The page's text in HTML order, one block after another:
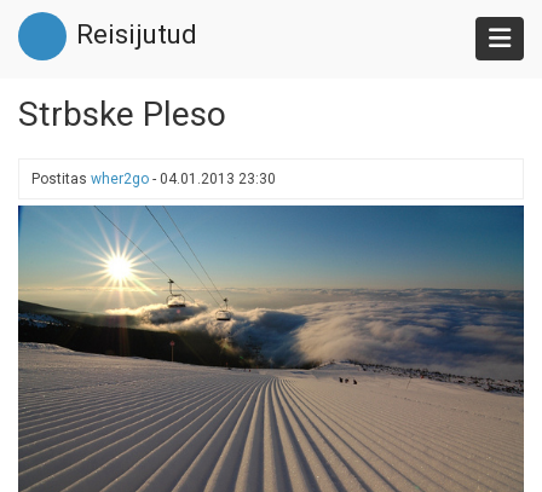
Liigu
edasi
põhisisu
Reisijutud
Strbske Pleso
Postitas wher2go - 04.01.2013 23:30